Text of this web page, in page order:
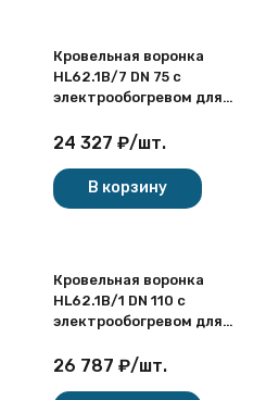
Кровельная воронка
HL62.1B/7 DN 75 с
электрообогревом для
кровли
24 327 ₽/шт.
В корзину
Кровельная воронка
HL62.1B/1 DN 110 с
электрообогревом для
кровли
26 787 ₽/шт.